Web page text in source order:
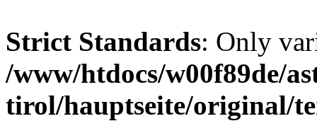
Strict Standards: Only
/www/htdocs/w00f89de/
tirol/hauptseite/original/